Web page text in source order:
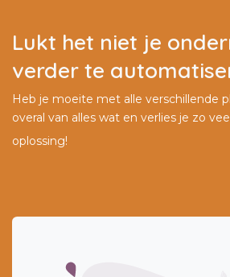
Lukt het niet je
verder te
Heb je moeite met alle verschillende
overal van alles wat en verlies je zo
oplossing!